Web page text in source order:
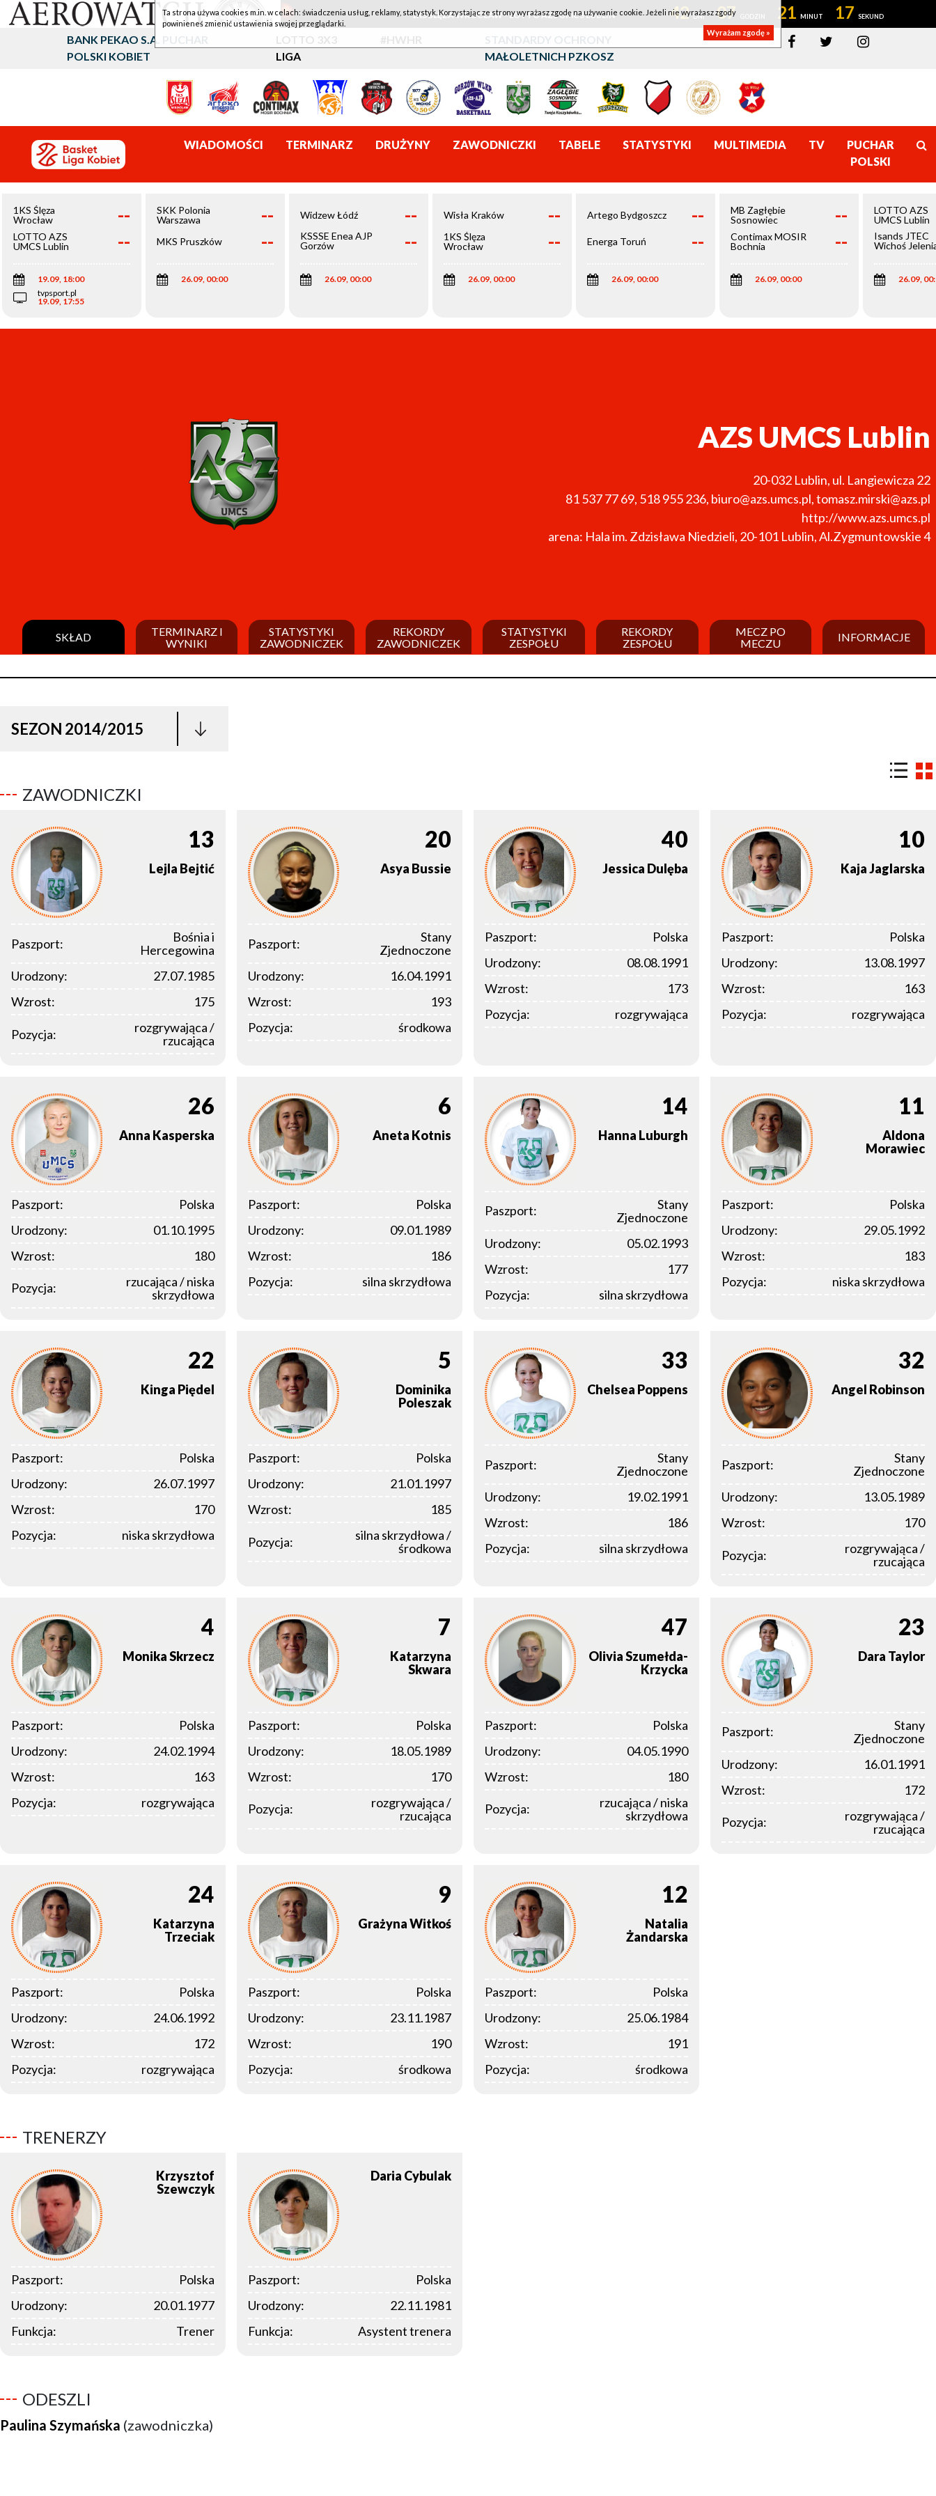
1KS ŚLĘZA WROCŁAW - LOTTO AZS UMCS LUBLIN 42 07 21 16
BANK PEKAO S.A. PUCHAR
POLSKI KOBIET
LOTTO 3X3
LIGA
#HWHR
STANDARDY OCHRONY
MAŁOLETNICH PZKOSZ
WIADOMOŚCI TERMINARZ DRUŻYNY ZAWODNICZKI TABELE STATYSTYKI MULTIMEDIA TV
PUCHAR
POLSKI
1KS Ślęza
Wrocław
--
LOTTO AZS
UMCS Lublin
--
19.09, 18:00
tvpsport.pl
19.09, 17:55
SKK Polonia
Warszawa
--
MKS Pruszków --
26.09, 00:00
Widzew Łódź --
KSSSE Enea AJP
Gorzów
--
26.09, 00:00
Wisła Kraków --
1KS Ślęza
Wrocław
--
26.09, 00:00
Artego Bydgoszcz --
Energa Toruń --
26.09, 00:00
MB Zagłębie
Sosnowiec
--
Contimax MOSIR
Bochnia
--
26.09, 00:00
LOTTO AZS
UMCS Lublin
Isands JTEC
Wichoś
26.09,
AZS UMCS Lublin
20-032 Lublin, ul. Langiewicza 22
81 537 77 69, 518 955 236, biuro@azs.umcs.pl, tomasz.mirski@azs.pl
http://www.azs.umcs.pl
arena: Hala im. Zdzisława Niedzieli, 20-101 Lublin, Al.Zygmuntowskie 4
SKŁAD
TERMINARZ I
WYNIKI
STATYSTYKI
ZAWODNICZEK
REKORDY
ZAWODNICZEK
STATYSTYKI
ZESPOŁU
REKORDY
ZESPOŁU
MECZ PO
MECZU
INFORMACJE
SEZON 2014/2015
ZAWODNICZKI
13
Lejla Bejtić
Paszport:
Bośnia i
Hercegowina
Urodzony:
27.07.1985
Wzrost:
175
Pozycja:
rozgrywająca /
rzucająca
20
Asya Bussie
Paszport:
Stany
Zjednoczone
Urodzony:
16.04.1991
Wzrost:
193
Pozycja:
środkowa
40
Jessica Dulęba
Paszport:
Polska
Urodzony:
08.08.1991
Wzrost:
173
Pozycja:
rozgrywająca
10
KajaJaglarska
Paszport:
Polska
Urodzony:
13.08.1997
Wzrost:
163
Pozycja:
rozgrywająca
26
Anna Kasperska
Paszport:
Polska
Urodzony:
01.10.1995
Wzrost:
180
Pozycja:
rzucająca / niska
skrzydłowa
6
Aneta Kotnis
Paszport:
Polska
Urodzony:
09.01.1989
Wzrost:
186
Pozycja:
silna skrzydłowa
14
Hanna Luburgh
Paszport:
Stany
Zjednoczone
Urodzony:
05.02.1993
Wzrost:
177
Pozycja:
silna skrzydłowa
11
Aldona
Morawiec
Paszport:
Polska
Urodzony:
29.05.1992
Wzrost:
183
Pozycja:
niska skrzydłowa
22
Kinga Piędel
Paszport:
Polska
Urodzony:
26.07.1997
Wzrost:
170
Pozycja:
niska skrzydłowa
5
Dominika
Poleszak
Paszport:
Polska
Urodzony:
21.01.1997
Wzrost:
185
Pozycja:
silna skrzydłowa /
środkowa
33
Chelsea Poppens
Paszport:
Stany
Zjednoczone
Urodzony:
19.02.1991
Wzrost:
186
Pozycja:
silna skrzydłowa
32
Angel Robinson
Paszport:
Stany
Zjednoczone
Urodzony:
13.05.1989
Wzrost:
170
Pozycja:
rozgrywająca /
rzucająca
4
MonikaSkrzecz
Paszport:
Polska
Urodzony:
24.02.1994
Wzrost:
163
Pozycja:
rozgrywająca
7
Katarzyna
Skwara
Paszport:
Polska
Urodzony:
18.05.1989
Wzrost:
170
Pozycja:
rozgrywająca /
rzucająca
47
OliviaSzumełda-
Krzycka
Paszport:
Polska
Urodzony:
04.05.1990
Wzrost:
180
Pozycja:
rzucająca / niska
skrzydłowa
23
Dara Taylor
Paszport:
Stany
Zjednoczone
Urodzony:
16.01.1991
Wzrost:
172
Pozycja:
rozgrywająca /
rzucająca
24
Katarzyna
Trzeciak
Paszport:
Polska
Urodzony:
24.06.1992
Wzrost:
172
Pozycja:
rozgrywająca
9
GrażynaWitkoś
Paszport:
Polska
Urodzony:
23.11.1987
Wzrost:
190
Pozycja:
środkowa
12
Natalia
Żandarska
Paszport:
Polska
Urodzony:
25.06.1984
Wzrost:
191
Pozycja:
środkowa
TRENERZY
Krzysztof
Szewczyk
Paszport:
Polska
Urodzony:
20.01.1977
Funkcja:
Trener
Daria Cybulak
Paszport:
Polska
Urodzony:
22.11.1981
Funkcja:
Asystent trenera
ODESZLI
Paulina Szymańska (zawodniczka)
Ta strona używa cookies m.in. w celach: świadczenia usług, reklamy, statystyk. Korzystając ze strony wyrażasz zgodę na używanie cookie. Jeżeli nie wyrażasz zgody
powinieneś zmienić ustawienia swojej przeglądarki.
Wyrażam zgodę »